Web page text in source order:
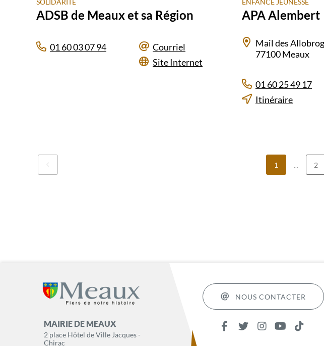
SOLIDARITÉ
ADSB de Meaux et sa Région
01 60 03 07 94
Courriel
Site Internet
ENFANCE JEUNESSE
APA Alembert
Mail des
77100 Meaux
01 60 25 49 17
Itinéraire
1 2
MAIRIE DE MEAUX
2 place Hôtel de Ville Jacques -
Chirac
NOUS CONTACTER